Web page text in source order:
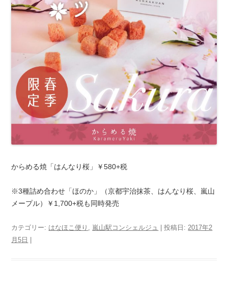
からめる焼「はんなり桜」￥580+税
※3種詰め合わせ「ほのか」（京都宇治抹茶、はんなり桜、嵐山
メープル）￥1,700+税も同時発売
カテゴリー: はなほこ便り 嵐山駅コンシェルジュ | 投稿日: 2017年2
月5日 |